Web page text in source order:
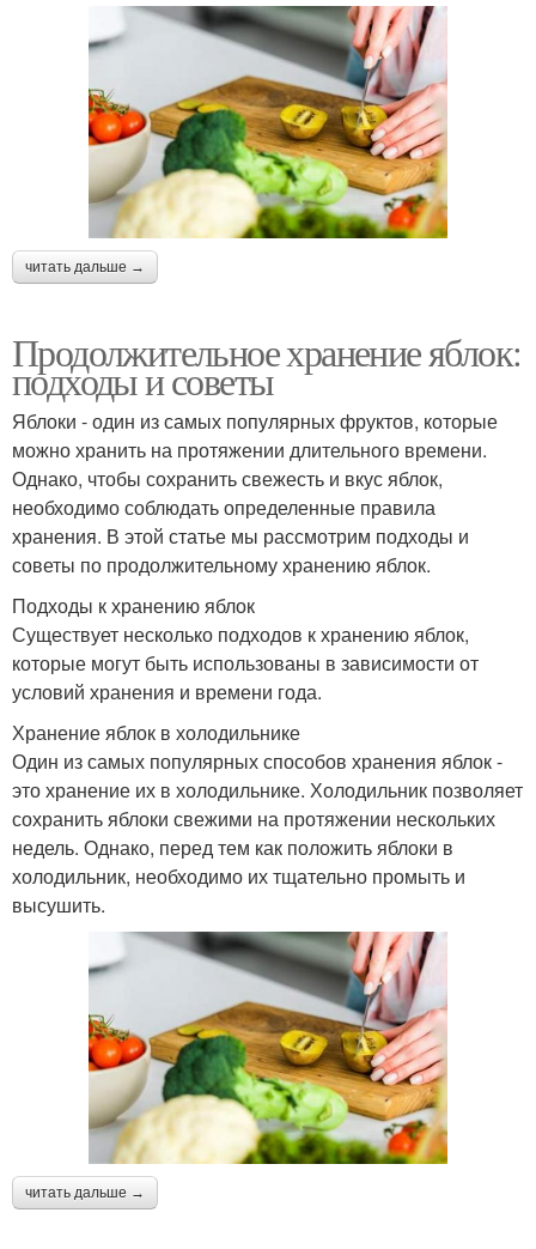
читать дальше →
Продолжительное хранение яблок:
подходы и советы
Яблоки - один из самых популярных фруктов, которые
можно хранить на протяжении длительного времени.
Однако, чтобы сохранить свежесть и вкус яблок,
необходимо соблюдать определенные правила
хранения. В этой статье мы рассмотрим подходы и
советы по продолжительному хранению яблок.
Подходы к хранению яблок
Существует несколько подходов к хранению яблок,
которые могут быть использованы в зависимости от
условий хранения и времени года.
Хранение яблок в холодильнике
Один из самых популярных способов хранения яблок -
это хранение их в холодильнике. Холодильник позволяет
сохранить яблоки свежими на протяжении нескольких
недель. Однако, перед тем как положить яблоки в
холодильник, необходимо их тщательно промыть и
высушить.
читать дальше →